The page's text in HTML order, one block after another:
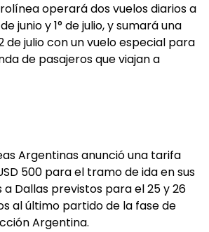
operará dos vuelos diarios a
junio y 1° de julio, y sumará una
de julio con un vuelo especial para
de pasajeros que viajan a
Argentinas anunció una tarifa
500 para el tramo de ida en sus
a Dallas previstos para el 25 y 26
al último partido de la fase de
Argentina.